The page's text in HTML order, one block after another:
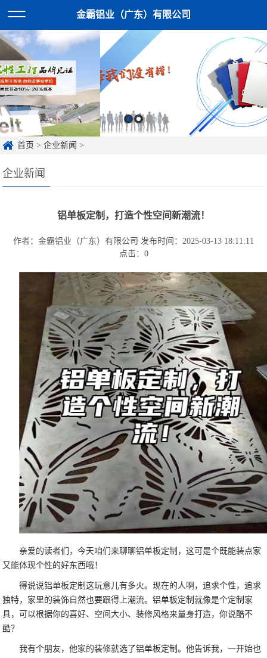
金霸铝业（广东）有限公司
首页 >企业新闻 >
企业新闻
铝单板定制，打造个性空间新潮流！
作者：金霸铝业（广东）有限公司 发布时间：2025-03-13 18:11:11
点击： 0
亲爱的读者们，今天咱们来聊聊铝单板定制，这可是个既能装点家
又能体现个性的好东西哦！
得说说铝单板定制这玩意儿有多火。现在的人啊，追求个性，追求
独特，家里的装饰自然也要跟得上潮流。铝单板定制就像是个定制家
具，可以根据你的喜好、空间大小、装修风格来量身打造，你说酷不
酷？
我有个朋友，他家的装修就选了铝单板定制。他告诉我，一开始也